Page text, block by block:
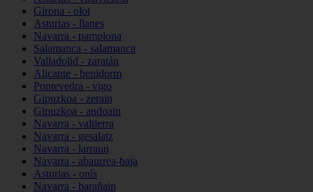
Girona - olot
Asturias - llanes
Navarra - pamplona
Salamanca - salamanca
Valladolid - zaratán
Alicante - benidorm
Pontevedra - vigo
Gipuzkoa - zerain
Gipuzkoa - andoain
Navarra - valtierra
Navarra - gesalatz
Navarra - larraun
Navarra - abaurrea-baja
Asturias - onís
Navarra - barañain